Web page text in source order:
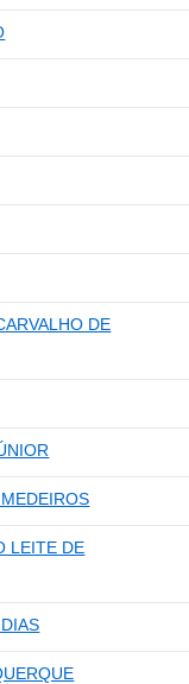
DE
LEITE DE